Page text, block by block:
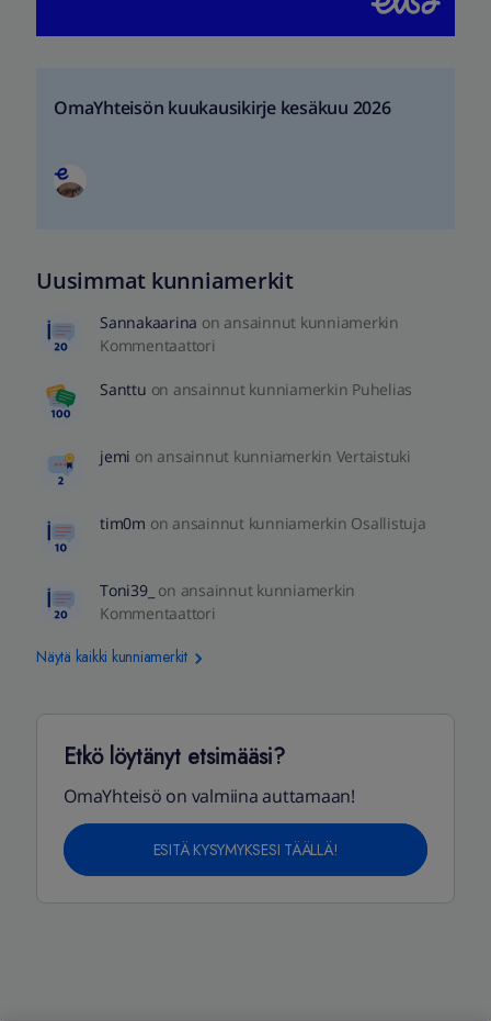
OmaYhteisön kuukausikirje kesäkuu 2026
Uusimmat kunniamerkit
Sannakaarina on ansainnut kunniamerkin
Kommentaattori
Santtu on ansainnut kunniamerkin Puhelias
jemi on ansainnut kunniamerkin Vertaistuki
tim0m on ansainnut kunniamerkin Osallistuja
Toni39_ on ansainnut kunniamerkin
Kommentaattori
Näytä kaikki kunniamerkit
Etkö löytänyt etsimääsi?
OmaYhteisö on valmiina auttamaan!
ESITÄ KYSYMYKSESI TÄÄLLÄ!